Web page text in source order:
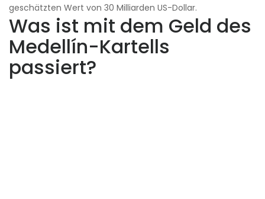
geschätzten Wert von 30 Milliarden US-Dollar.
Was ist mit dem Geld des
Medellín-Kartells
passiert?